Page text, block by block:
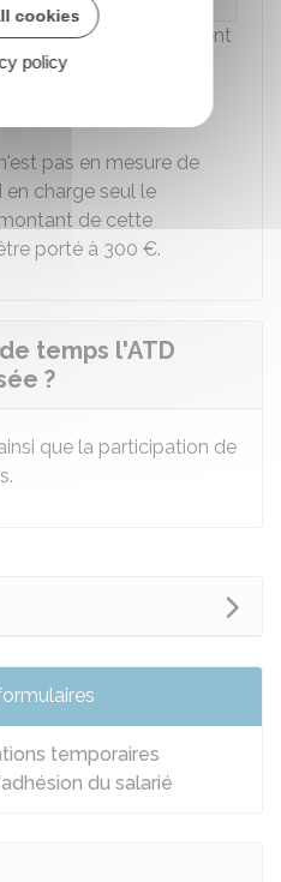
est assuré conjointement
participation de l'État
montant de
pas en mesure de
en charge seul le
de cette
porté à 300 €.
temps l'ATD
?
que la participation de
temporaires
du salarié
cookies
policy